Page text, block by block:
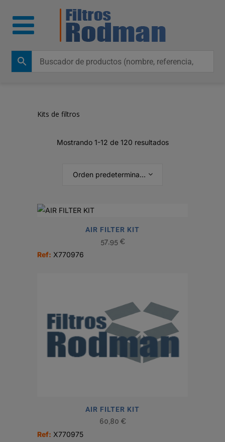
Kits de filtros
Mostrando 1-12 de 120 resultados
Orden predeterminado
AIR FILTER KIT
57,95 €
Ref: X770976
AIR FILTER KIT
60,80 €
Ref: X770975